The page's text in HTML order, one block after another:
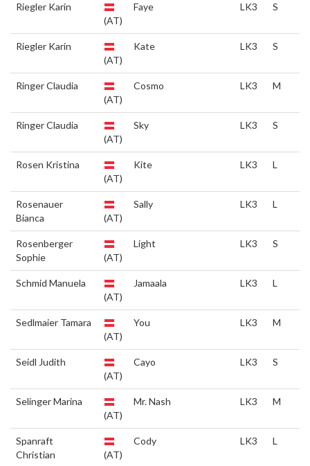
Riegler Karin
(AT)
Faye LK3 S
Riegler Karin
(AT)
Kate LK3 S
Ringer Claudia
(AT)
Cosmo LK3 M
Ringer Claudia
(AT)
Sky LK3 S
Rosen Kristina
(AT)
Kite LK3 L
Rosenauer
Bianca
(AT)
Sally LK3 L
Rosenberger
Sophie
(AT)
Light LK3 S
Schmid Manuela
(AT)
Jamaala LK3 L
Sedlmaier Tamara
(AT)
You LK3 M
Seidl Judith
(AT)
Cayo LK3 S
Selinger Marina
(AT)
Mr. Nash LK3 M
Spanraft
Christian
(AT)
Cody LK3 L